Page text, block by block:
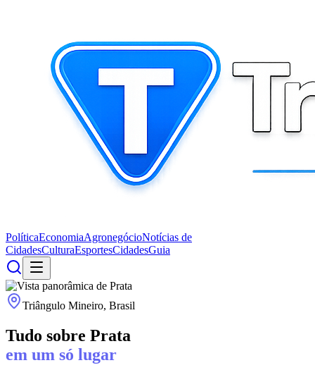
PolíticaEconomiaAgronegócioNotícias de
CidadesCulturaEsportesCidadesGuia
Triângulo Mineiro, Brasil
Tudo sobre Prata
em um só lugar